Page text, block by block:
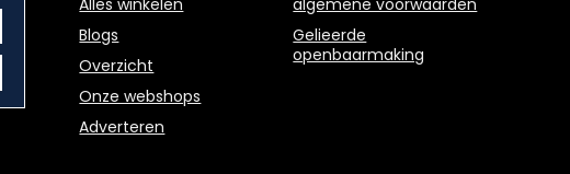
Alles winkelen
Blogs
Overzicht
Onze webshops
Adverteren
algemene voorwaarden
Gelieerde
openbaarmaking